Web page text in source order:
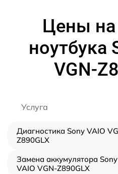
Цены
ноутбука
VGN-
Услуга
Диагностика Sony VAIO
Z890GLX
Замена аккумулятора Sony
VAIO VGN-Z890GLX